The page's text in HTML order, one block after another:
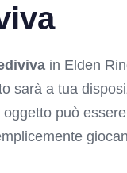
in Elden
sarà a tua
oggetto può